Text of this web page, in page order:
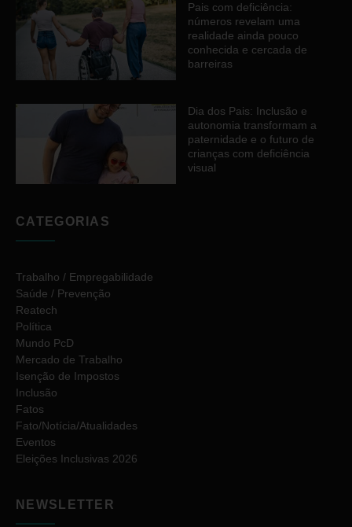
Pais com deficiência:
números revelam uma
realidade ainda pouco
conhecida e cercada de
barreiras
Dia dos Pais: Inclusão e
autonomia transformam a
paternidade e o futuro de
crianças com deficiência
visual
CATEGORIAS
Trabalho / Empregabilidade
Saúde / Prevenção
Reatech
Política
Mundo PcD
Mercado de Trabalho
Isenção de Impostos
Inclusão
Fatos
Fato/Notícia/Atualidades
Eventos
Eleições Inclusivas 2026
NEWSLETTER